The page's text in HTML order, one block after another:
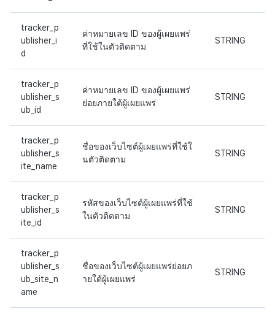
tracker_p
ublisher_i
d
ค่าหมายเลข ID ของผู้เผยแพร่
ที่ใช้ในตัวติดตาม
STRING
tracker_p
ublisher_s
ub_id
ค่าหมายเลข ID ของผู้เผยแพร่
ย่อยภายใต้ผู้เผยแพร่
STRING
tracker_p
ublisher_s
ite_name
ชื่อของเว็บไซต์ผู้เผยแพร่ที่ใช้ใ
นตัวติดตาม
STRING
tracker_p
ublisher_s
ite_id
รหัสของเว็บไซต์ผู้เผยแพร่ที่ใช้
ในตัวติดตาม
STRING
tracker_p
ublisher_s
ub_site_n
ame
ชื่อของเว็บไซต์ผู้เผยแพร่ย่อยภ
ายใต้ผู้เผยแพร่
STRING